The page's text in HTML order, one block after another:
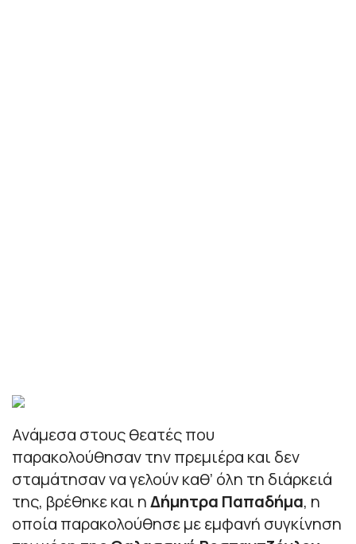
Ανάμεσα στους θεατές που
παρακολούθησαν την πρεμιέρα και δεν
σταμάτησαν να γελούν καθ’ όλη τη διάρκειά
της, βρέθηκε και ηΔήμητρα Παπαδήμα, η
οποία παρακολούθησε με εμφανή συγκίνηση